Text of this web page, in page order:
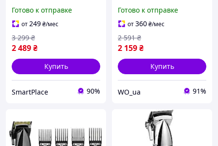
Готово к отправке
от249₴/мес
2 489₴
3 299 ₴
Купить
SmartPlace 90%
Готово к отправке
от360₴/мес
2 159₴
2 591 ₴
Купить
WO_ua 91%